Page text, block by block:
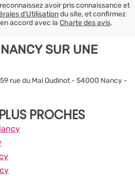
avoir pris connaissance et
d’Utilisationdu site, et confirmez
accord avec la Charte des avis.
SUR UNE
rue du Mal Oudinot - 54000 Nancy -
PROCHES